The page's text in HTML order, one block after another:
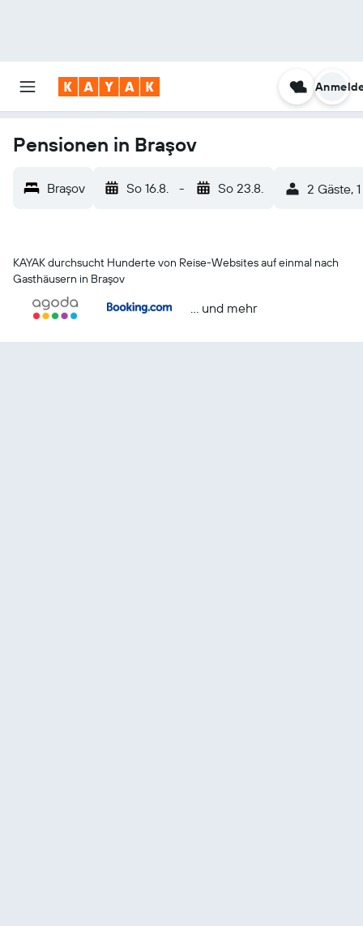
Pensionen in Braşov
Braşov So 16.8. - So 23.8. 2 Gäste,
KAYAK durchsucht Hunderte von Reise-Websites auf einmal nach
Gasthäusern in Braşov
… und mehr